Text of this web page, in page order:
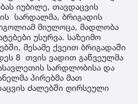
იუბილე, თავდაცვის
სარდალმა, ბრიგადის
მიულოცა, მადლობა
უსურვა. საზეიმო
მესამე ქვეით ბრიგადაში
8 თვის ვადით გაწვეულმა
სარდლობისა და
პირებმა მათ
ძალებში ღირსეული